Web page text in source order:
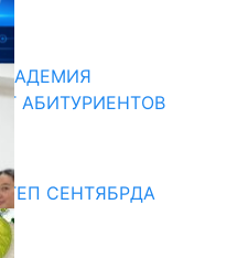
АБИТУРИЕНТОВ
СЕНТЯБРДА